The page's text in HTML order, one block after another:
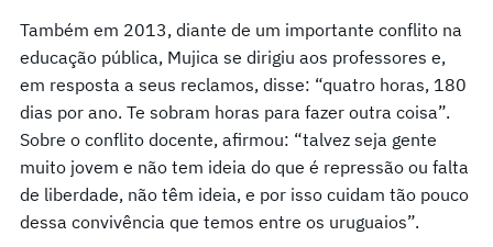
Também em 2013, diante de um importante conflito na
educação pública, Mujica se dirigiu aos professores e,
em resposta a seus reclamos, disse: “quatro horas, 180
dias por ano. Te sobram horas para fazer outra coisa”.
Sobre o conflito docente, afirmou: “talvez seja gente
muito jovem e não tem ideia do que é repressão ou falta
de liberdade, não têm ideia, e por isso cuidam tão pouco
dessa convivência que temos entre os uruguaios”.